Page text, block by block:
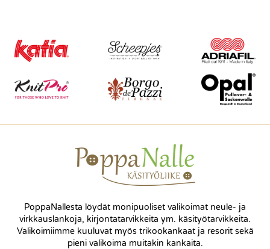
PoppaNallesta löydät monipuoliset valikoimat neule- ja
virkkauslankoja, kirjontatarvikkeita ym. käsityötarvikkeita.
Valikoimiimme kuuluvat myös trikookankaat ja resorit sekä
pieni valikoima muitakin kankaita.